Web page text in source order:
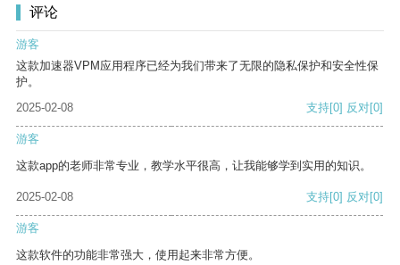
评论
游客
这款加速器VPM应用程序已经为我们带来了无限的隐私保护和安全性保
护。
2025-02-08
支持[0] 反对[0]
游客
这款app的老师非常专业，教学水平很高，让我能够学到实用的知识。
2025-02-08 支持[0] 反对[0]
游客
这款软件的功能非常强大，使用起来非常方便。